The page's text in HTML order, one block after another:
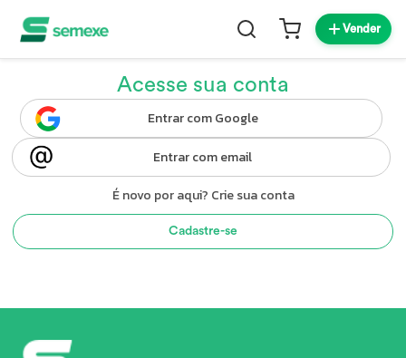
Vender
Acesse sua conta
Entrar com Google
Entrar com email
É novo por aqui? Crie sua conta
Cadastre-se